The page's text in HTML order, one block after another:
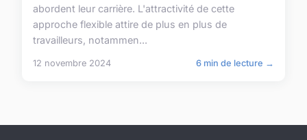
abordent leur carrière. L'attractivité de cette
approche flexible attire de plus en plus de
travailleurs, notammen...
12 novembre 2024 6 min de lecture →